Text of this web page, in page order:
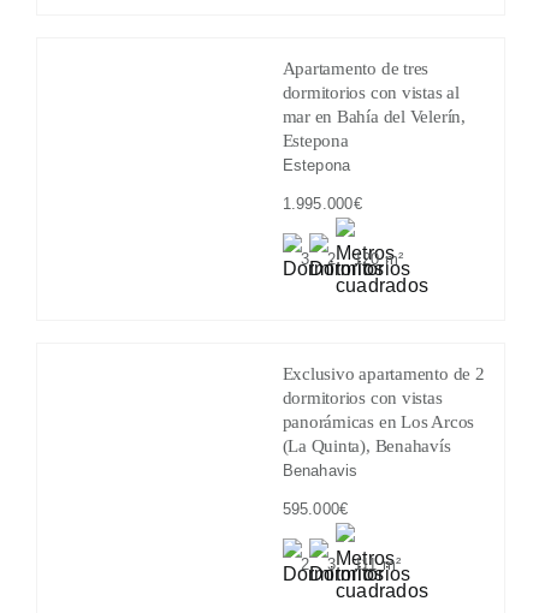
Apartamento de tres
dormitorios con vistas al
mar en Bahía del Velerín,
Estepona
Estepona
3 2 120 m²
1.995.000€
Exclusivo apartamento de 2
dormitorios con vistas
panorámicas en Los Arcos
(La Quinta), Benahavís
Benahavis
2 3 111 m²
595.000€